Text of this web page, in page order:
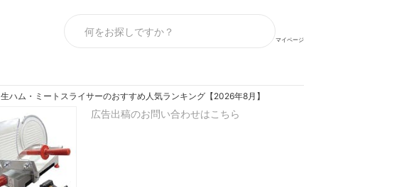
マイページ
生ハム・ミートスライサーのおすすめ人気ランキング【2026年8月】
広告出稿のお問い合わせはこちら